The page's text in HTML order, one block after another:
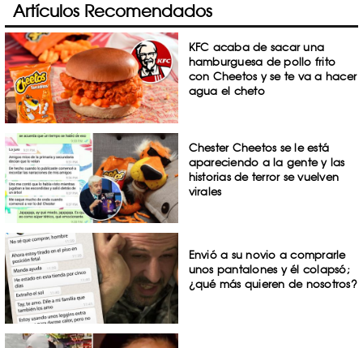
Artículos Recomendados
KFC acaba de sacar una
hamburguesa de pollo frito
con Cheetos y se te va a hacer
agua el cheto
Chester Cheetos se le está
apareciendo a la gente y las
historias de terror se vuelven
virales
Envió a su novio a comprarle
unos pantalones y él colapsó;
¿qué más quieren de nosotros?